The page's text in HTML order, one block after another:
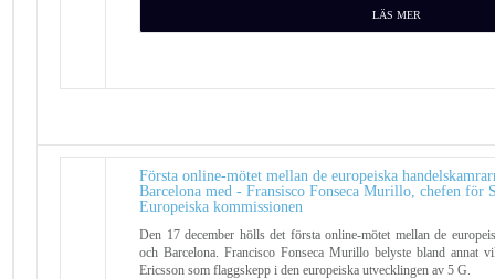
LÄS MER
Första online-mötet mellan de europeiska
Barcelona med - Fransisco Fonseca Murillo, chefen för
Europeiska kommissionen
Den 17 december hölls det första online-mötet mellan de
och Barcelona. Francisco Fonseca Murillo belyste bland annat
Ericsson som flaggskepp i den europeiska utvecklingen av 5 G.